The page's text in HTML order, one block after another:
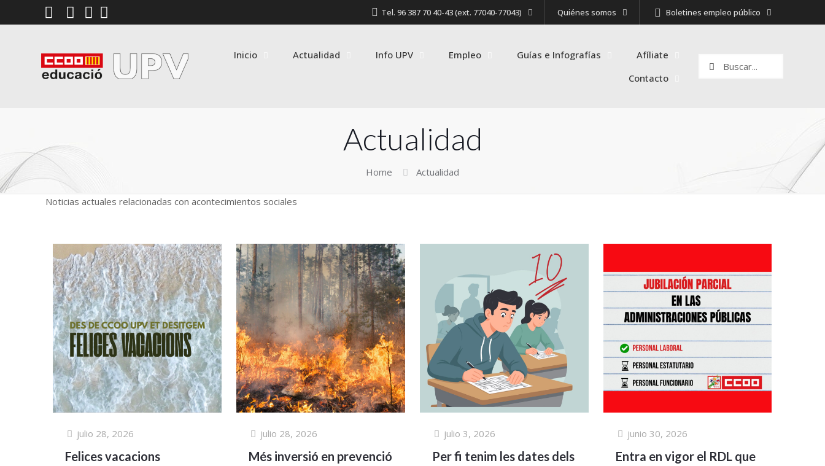
Tel. 96 387 70 40-43 (ext. 77040-77043) Quiénes somos Boletines empleo público
Inicio Actualidad Info UPV Empleo Guías e Infografías
Afíliate
Contacto
Actualidad
Home Actualidad
Noticias actuales relacionadas con acontecimientos sociales
julio 28, 2026
Felices vacacions
julio 28, 2026
Més inversió en prevenció
julio 3, 2026
Per fi tenim les dates dels
junio 30, 2026
Entra en vigor el RDL que